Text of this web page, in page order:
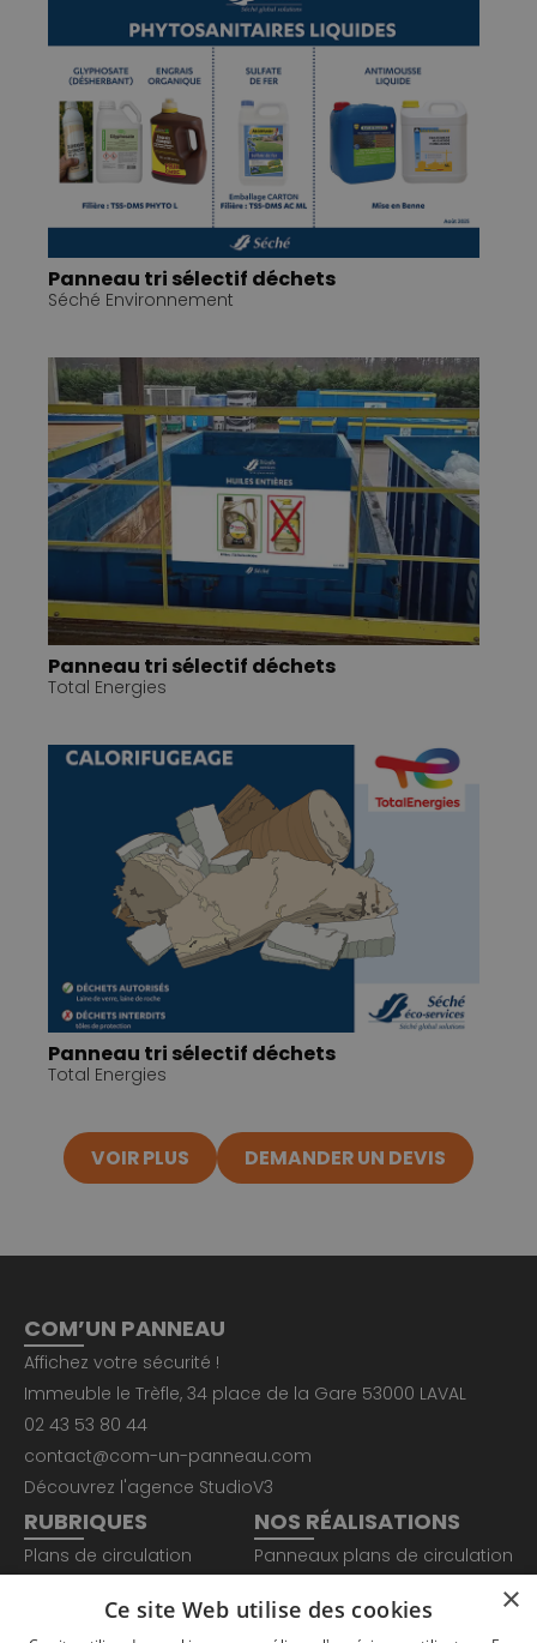
Panneau tri sélectif déchets
Séché Environnement
Panneau tri sélectif déchets
Total Energies
Panneau tri sélectif déchets
Total Energies
VOIR PLUS DEMANDER UN DEVIS
COM’UN PANNEAU
Affichez votre sécurité !
Immeuble le Trèfle, 34 place de la Gare 53000 LAVAL
02 43 53 80 44
contact@com-un-panneau.com
Découvrez l'agence StudioV3
RUBRIQUES
Plans de circulation
Nos Réalisations
NOS RÉALISATIONS
Panneaux plans de circulation
Panneaux indicateurs Lean
×
Ce site Web utilise des cookies